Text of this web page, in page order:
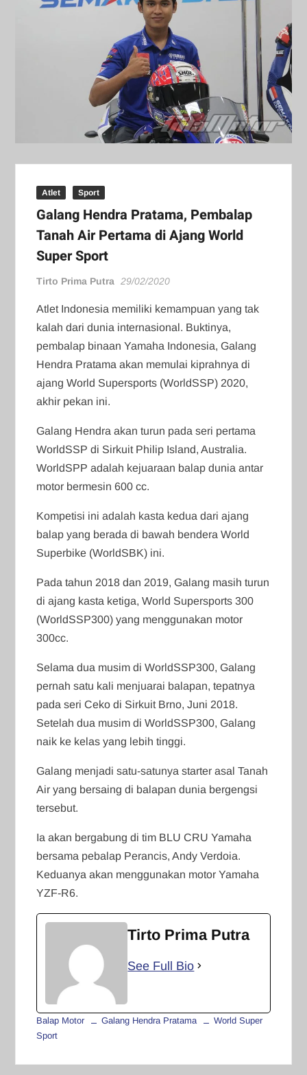
Atlet Sport
Galang Hendra Pratama, Pembalap
Tanah Air Pertama di Ajang World
Super Sport
Tirto Prima Putra 29/02/2020
Atlet Indonesia memiliki kemampuan yang tak
kalah dari dunia internasional. Buktinya,
pembalap binaan Yamaha Indonesia, Galang
Hendra Pratama akan memulai kiprahnya di
ajang World Supersports (WorldSSP) 2020,
akhir pekan ini.
Galang Hendra akan turun pada seri pertama
WorldSSP di Sirkuit Philip Island, Australia.
WorldSPP adalah kejuaraan balap dunia antar
motor bermesin 600 cc.
Kompetisi ini adalah kasta kedua dari ajang
balap yang berada di bawah bendera World
Superbike (WorldSBK) ini.
Pada tahun 2018 dan 2019, Galang masih turun
di ajang kasta ketiga, World Supersports 300
(WorldSSP300) yang menggunakan motor
300cc.
Selama dua musim di WorldSSP300, Galang
pernah satu kali menjuarai balapan, tepatnya
pada seri Ceko di Sirkuit Brno, Juni 2018.
Setelah dua musim di WorldSSP300, Galang
naik ke kelas yang lebih tinggi.
Galang menjadi satu-satunya starter asal Tanah
Air yang bersaing di balapan dunia bergengsi
tersebut.
Ia akan bergabung di tim BLU CRU Yamaha
bersama pebalap Perancis, Andy Verdoia.
Keduanya akan menggunakan motor Yamaha
YZF-R6.
Tirto Prima Putra
See Full Bio
Balap Motor Galang Hendra Pratama
World Super
Sport